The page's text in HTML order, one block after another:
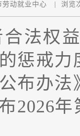
劳动就业中心 浏览
合法权
惩戒
布办
2026年